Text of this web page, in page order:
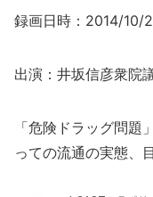
録画日時：2014/10/
出演：井坂信彦衆院
「危険ドラッグ問
っての流通の実態、